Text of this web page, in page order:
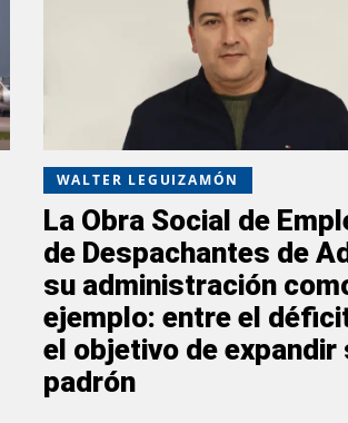
WALTER LEGUIZAMÓN
La Obra Social de
de Despachantes de
su administración
ejemplo: entre el
el objetivo de expandir
padrón